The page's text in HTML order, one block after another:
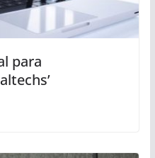
para